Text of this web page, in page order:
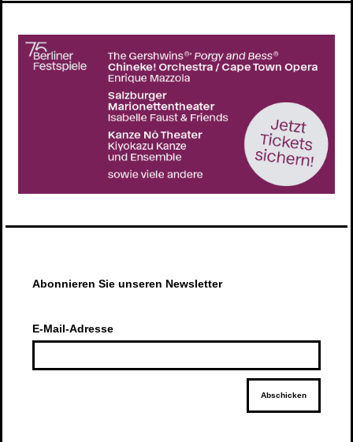
Abonnieren Sie unseren Newsletter
E-Mail-Adresse